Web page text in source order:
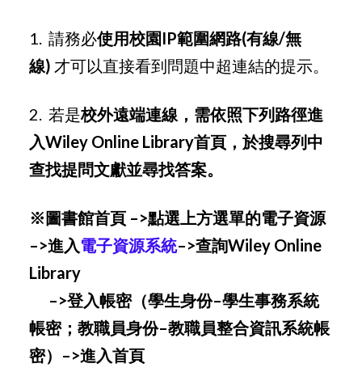
1. 請務必使用校園IP範圍網路(有線/無
線) 才可以直接看到問題中超連結的提示。
2. 若是校外遠端連線，需依照下列路徑進
入Wiley Online Library首頁，於搜尋列中
查找提問文獻並尋找答案。
※圖書館首頁 –>點選上方選單的電子資源
–>進入 電子資源系統–>查詢Wiley Online
Library
–>登入帳密（學生身份–學生事務系統
帳密；教職員身份–教職員整合資訊系統帳
密）–>進入首頁